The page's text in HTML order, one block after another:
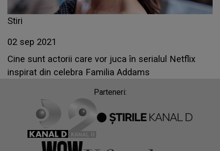
Stiri
02 sep 2021
Cine sunt actorii care vor juca în serialul Netflix
inspirat din celebra Familia Addams
Parteneri: